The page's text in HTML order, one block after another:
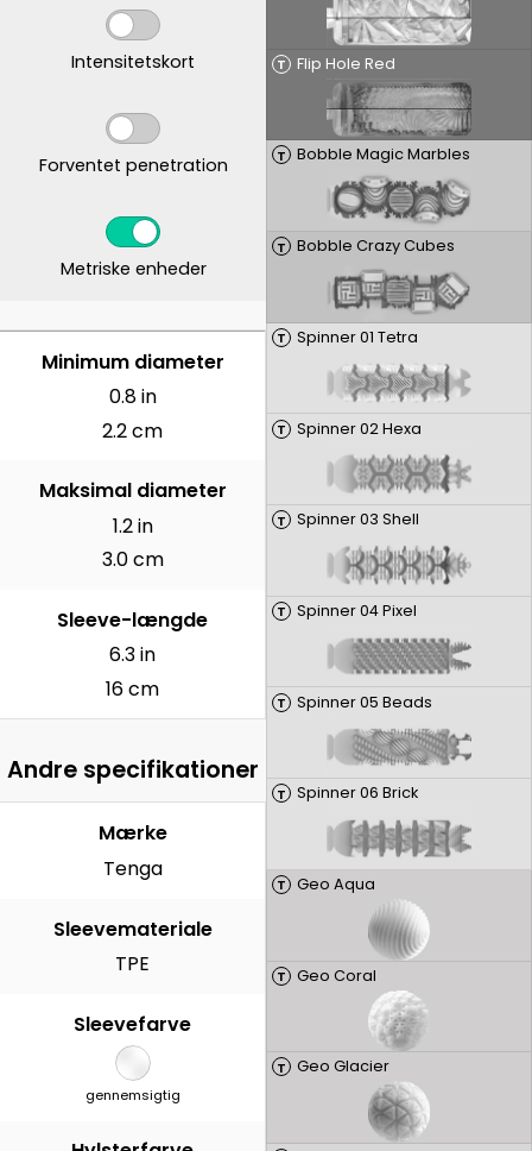
T Flip Hole Red
T Bobble Magic Marbles
T Bobble Crazy Cubes
T Spinner 01 Tetra
T Spinner 02 Hexa
T Spinner 03 Shell
T Spinner 04 Pixel
T Spinner 05 Beads
T Spinner 06 Brick
T Geo Aqua
T Geo Coral
T Geo Glacier
Intensitetskort
Forventet penetration
Metriske enheder
CENTIMETER
Minimum diameter
0.8 in
2.2 cm
Maksimal diameter
1.2 in
3.0 cm
Sleeve-længde
6.3 in
16 cm
Andre specifikationer
Mærke
Tenga
Sleevemateriale
TPE
Sleevefarve
gennemsigtig